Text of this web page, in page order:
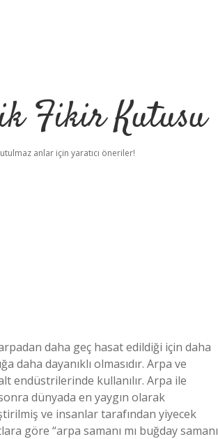
Fikir Kutusu
anlar için yaratıcı öneriler!
daha geç hasat edildiği için daha
daha dayanıklı olmasıdır. Arpa ve
endüstrilerinde kullanılır. Arpa ile
dünyada en yaygın olarak
ve insanlar tarafından yiyecek
göre “arpa samanı mı buğday samanı